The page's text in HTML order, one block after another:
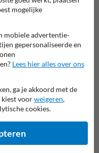
voor
mogelijke
mobiele advertentie-
gepersonaliseerde en
Lees hier alles over ons
ga je akkoord met de
kiest voorweigeren,
cookies.